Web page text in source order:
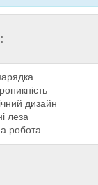
дизайн
леза
робота